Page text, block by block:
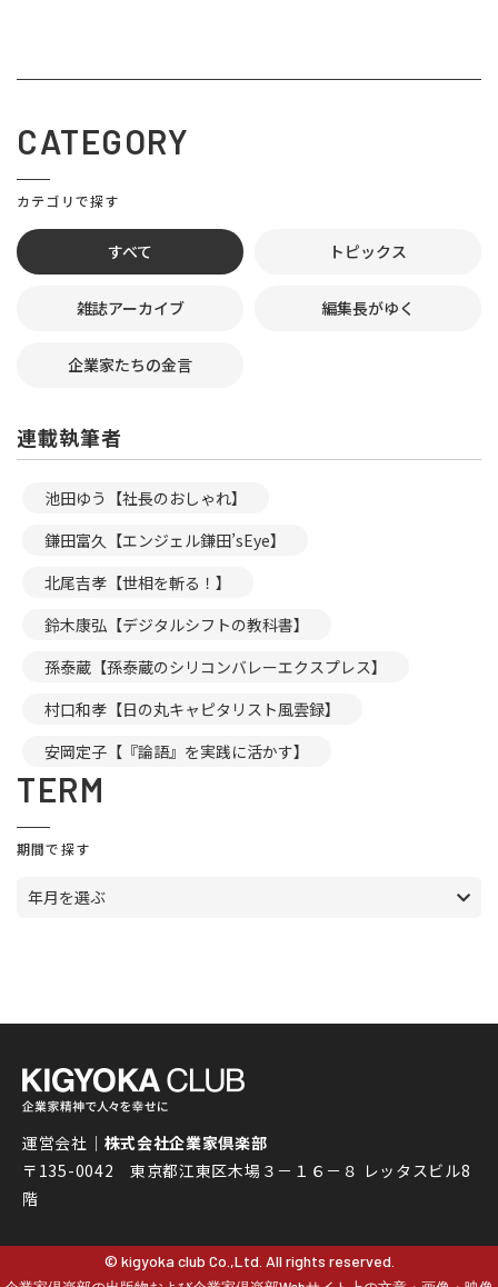
CATEGORY
カテゴリで探す
すべて トピックス
雑誌アーカイブ 編集長がゆく
企業家たちの金言
連載執筆者
池田ゆう【社長のおしゃれ】
鎌田富久【エンジェル鎌田’sEye】
北尾吉孝【世相を斬る！】
鈴木康弘【デジタルシフトの教科書】
孫泰蔵【孫泰蔵のシリコンバレーエクスプレス】
村口和孝【日の丸キャピタリスト風雲録】
安岡定子【『論語』を実践に活かす】
TERM
期間で探す
年月を選ぶ
運営会社｜ 株式会社企業家倶楽部
〒135-0042 東京都江東区木場３－１６－８ レッタスビル8
階
© kigyoka club Co.,Ltd. All rights reserved.